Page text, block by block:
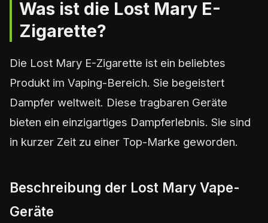
Was ist die Lost Mary E-
Zigarette?
Die Lost Mary E-Zigarette ist ein beliebtes
Produkt im Vaping-Bereich. Sie begeistert
Dampfer weltweit. Diese tragbaren Geräte
bieten ein einzigartiges Dampferlebnis. Sie sind
in kurzer Zeit zu einer Top-Marke geworden.
Beschreibung der Lost Mary Vape-
Geräte